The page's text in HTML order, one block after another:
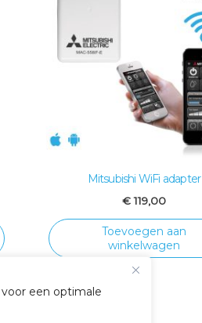
een optimale
Mitsubishi WiFi adapter
€119,00
Toevoegen aan
winkelwagen